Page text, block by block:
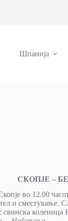
Шпанија
–
во 12.00
и сместување.
свинска